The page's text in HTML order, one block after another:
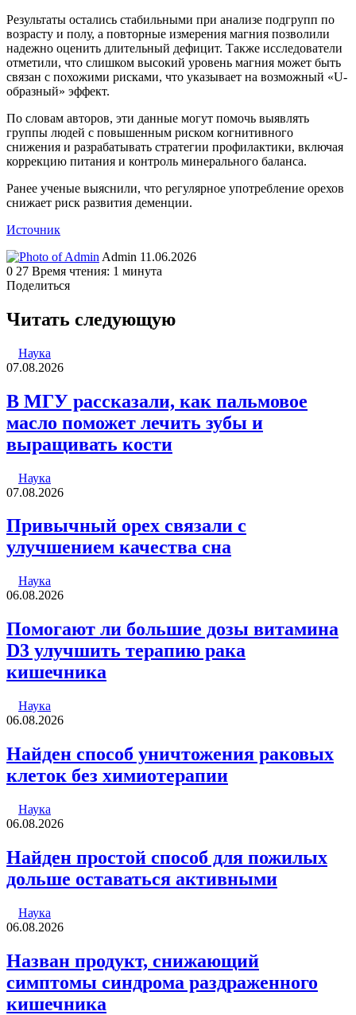
Результаты остались стабильными при анализе подгрупп по
возрасту и полу, а повторные измерения магния позволили
надежно оценить длительный дефицит. Также исследователи
отметили, что слишком высокий уровень магния может быть
связан с похожими рисками, что указывает на возможный «U-
образный» эффект.
По словам авторов, эти данные могут помочь выявлять
группы людей с повышенным риском когнитивного
снижения и разрабатывать стратегии профилактики, включая
коррекцию питания и контроль минерального баланса.
Ранее ученые выяснили, что регулярное употребление орехов
снижает риск развития деменции.
Источник
Admin Send
an
11.06.2026
0 27 Время чтения: 1 минута
Поделиться
через
электронную
Читать следующую
Наука
07.08.2026
В МГУ рассказали, как пальмовое
масло поможет лечить зубы и
выращивать кости
Наука
07.08.2026
Привычный орех связали с
улучшением качества сна
Наука
06.08.2026
Помогают ли большие дозы витамина
D3 улучшить терапию рака
кишечника
Наука
06.08.2026
Найден способ уничтожения раковых
клеток без химиотерапии
Наука
06.08.2026
Найден простой способ для пожилых
дольше оставаться активными
Наука
06.08.2026
Назван продукт, снижающий
симптомы синдрома раздраженного
кишечника